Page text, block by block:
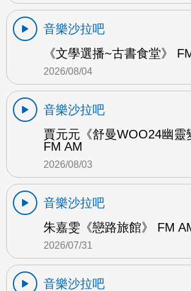
音樂沙拉吧
《文學選播~古書食堂》
2026/08/04
音樂沙拉吧
賈元元《舒曼WOO24幽靈
FM AM
2026/08/03
音樂沙拉吧
朱嘉雯《戀路旅館》 FM
2026/07/31
音樂沙拉吧